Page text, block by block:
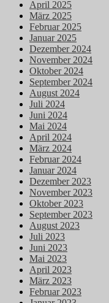
April 2025
März 2025
Februar 2025
Januar 2025
Dezember 2024
November 2024
Oktober 2024
September 2024
August 2024
Juli 2024
Juni 2024
Mai 2024
April 2024
März 2024
Februar 2024
Januar 2024
Dezember 2023
November 2023
Oktober 2023
September 2023
August 2023
Juli 2023
Juni 2023
Mai 2023
April 2023
März 2023
Februar 2023